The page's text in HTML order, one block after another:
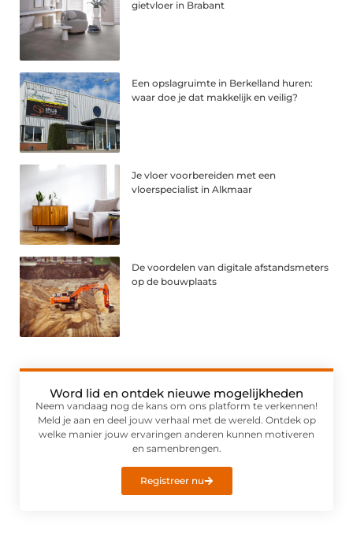
gietvloer in Brabant
Een opslagruimte in Berkelland huren:
waar doe je dat makkelijk en veilig?
Je vloer voorbereiden met een
vloerspecialist in Alkmaar
De voordelen van digitale afstandsmeters
op de bouwplaats
Word lid en ontdek nieuwe mogelijkheden
Neem vandaag nog de kans om ons platform te verkennen!
Meld je aan en deel jouw verhaal met de wereld. Ontdek op
welke manier jouw ervaringen anderen kunnen motiveren
en samenbrengen.
Registreer nu